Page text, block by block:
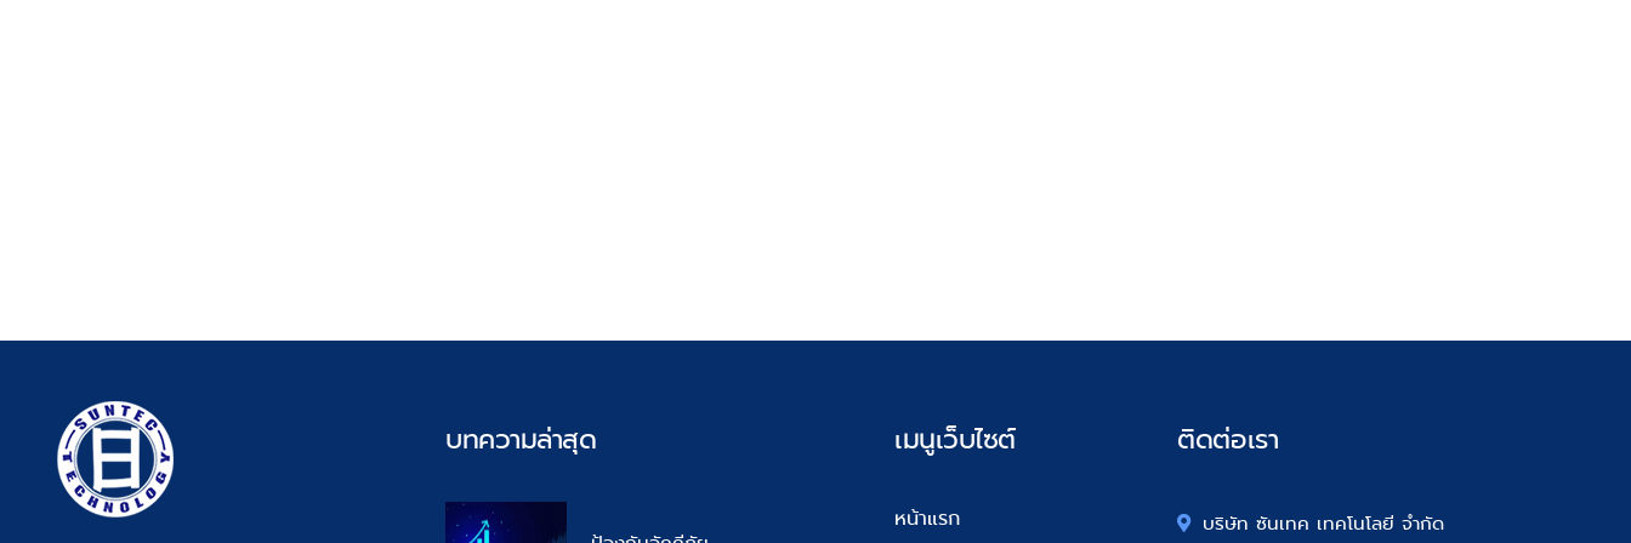
บทความล่าสุด เมนูเว็บไซต์
หน้าแรก
ติดต่อเรา
บริษัท ซันเทค เทคโนโลยี จำกัด